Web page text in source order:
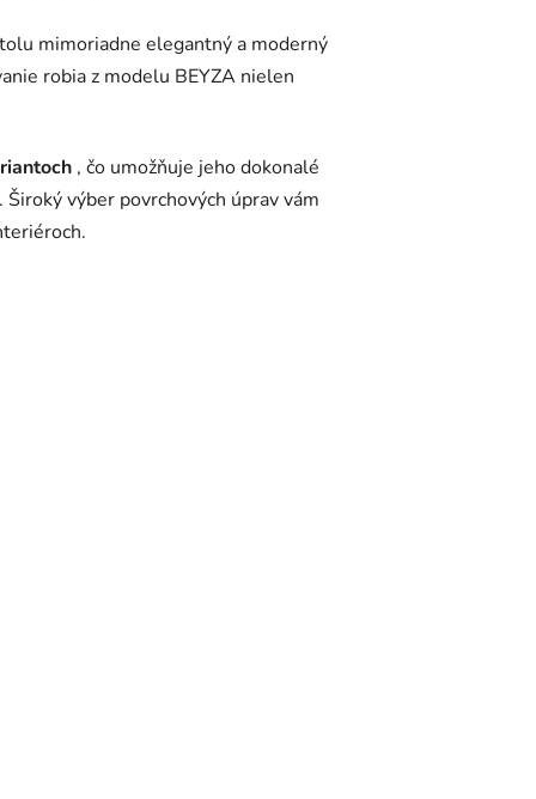
mimoriadne elegantný a moderný
robia z modelu BEYZA nielen
, čo umožňuje jeho dokonalé
výber povrchových úprav vám